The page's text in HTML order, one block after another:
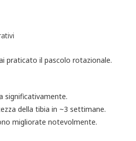
praticato il pascolo rotazionale.
significativamente.
della tibia in ~3 settimane.
migliorate notevolmente.